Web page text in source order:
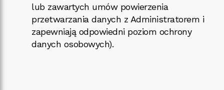
lub zawartych umów powierzenia
przetwarzania danych z Administratorem i
zapewniają odpowiedni poziom ochrony
danych osobowych).